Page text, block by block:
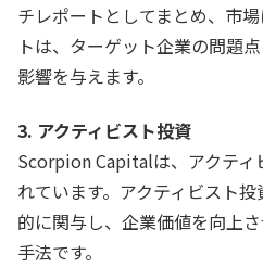
チレポートとしてまとめ、市
トは、ターゲット企業の問題
影響を与えます。
3. アクティビスト投資
Scorpion Capitalは、アクティ
れています。アクティビスト
的に関与し、企業価値を向上
手法です。